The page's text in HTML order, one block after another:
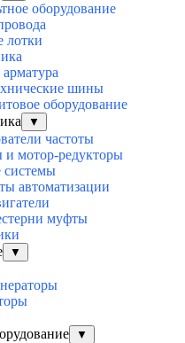
оборудование
лотки
шины
оборудование
▼
частоты
и мотор-редукторы
автоматизации
муфты
▼
▼